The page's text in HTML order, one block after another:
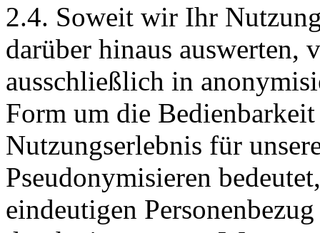
2.4. Soweit wir Ihr
darüber hinaus auswerten,
ausschließlich in
Form um die
Nutzungserlebnis für
Pseudonymisieren
eindeutigen